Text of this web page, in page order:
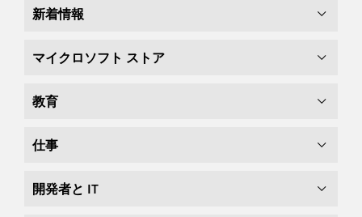
新着情報
マイクロソフト ストア
教育
仕事
開発者と IT